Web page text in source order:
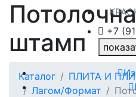
+7
штамп
Каталог
ПЛИТА И
Лагом/Формат